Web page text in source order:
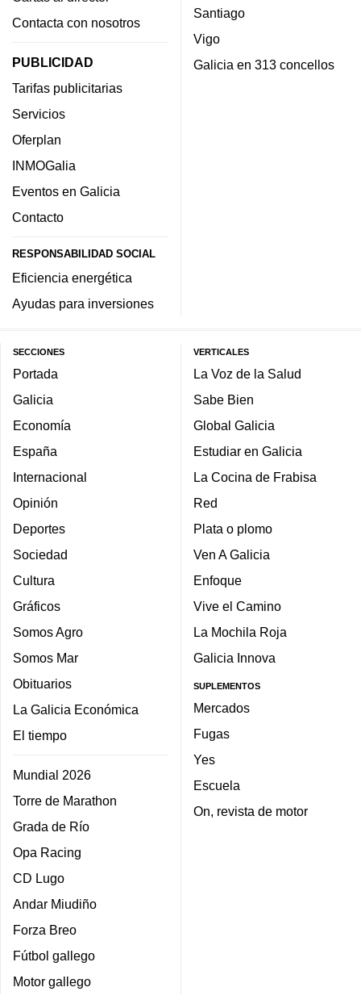
Contacta con nosotros
PUBLICIDAD
Tarifas publicitarias
Servicios
Oferplan
INMOGalia
Eventos en Galicia
Contacto
RESPONSABILIDAD SOCIAL
Eficiencia energética
Ayudas para inversiones
Santiago
Vigo
Galicia en 313 concellos
SECCIONES
Portada
Galicia
Economía
España
Internacional
Opinión
Deportes
Sociedad
Cultura
Gráficos
Somos Agro
Somos Mar
Obituarios
La Galicia Económica
El tiempo
Mundial 2026
Torre de Marathon
Grada de Río
Opa Racing
CD Lugo
Andar Miudiño
Forza Breo
Fútbol gallego
Motor gallego
VERTICALES
La Voz de la Salud
Sabe Bien
Global Galicia
Estudiar en Galicia
La Cocina de Frabisa
Red
Plata o plomo
Ven A Galicia
Enfoque
Vive el Camino
La Mochila Roja
Galicia Innova
SUPLEMENTOS
Mercados
Fugas
Yes
Escuela
On, revista de motor